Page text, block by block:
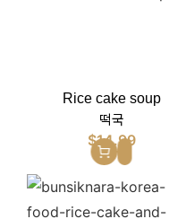
Rice cake soup
떡국
$14.99